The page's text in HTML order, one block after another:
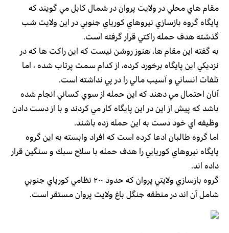
مقام هاي محلي در ولايت پروان در شمال كابل مي گويند كه
پايگاه گروه بازسازي نيروهاي كورياي جنوبي در اين ولايت شب
گذشته هدف حمله راكتي قرار گرفته است.
به گفته اين مقام ها،‌ هنوز روشن نيست كه اين راكت ها كه در
نزديكي اين پايگاه برخورد كرده، از كدام سمت پرتاب شده ، اما
تلفات انساني و آسيب مالي را در پي نداشته است.
آنان احتمال مي دهند كه اين حمله از سوي كساني انجام شده
باشد كه پيش از اين در اين پايگاه كار مي كردند و با از دست دادن
وظيفه اي خود دست به اين حمله زده باشند.
اما گروه طالبان ادعا كرده است كه افراد وابسته به اين گروه
پايگاه نيروهاي كوريايي را هدف حمله با سلاح سبك و سنگين قرار
داده اند.
گروه بازسازي ولايتي پروان كه حدود ۲۰۰ نظامي كورياي جنوبي
شامل آن اند در منطقه جنگل باغ ولايت پروان مستقر است.